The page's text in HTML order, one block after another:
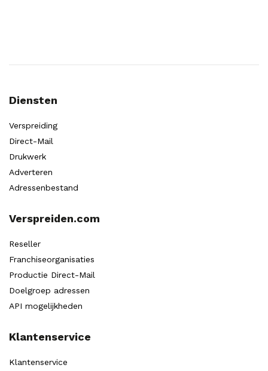
Diensten
Verspreiding
Direct-Mail
Drukwerk
Adverteren
Adressenbestand
Verspreiden.com
Reseller
Franchiseorganisaties
Productie Direct-Mail
Doelgroep adressen
API mogelijkheden
Klantenservice
Klantenservice